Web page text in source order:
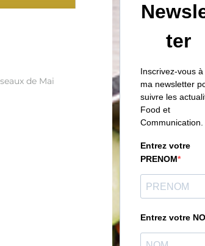
de Mai
ter
Inscrivez-vous à
ma newsletter
suivre les
Food et
Communication.
Entrez votre
PRENOM
Entrez votre